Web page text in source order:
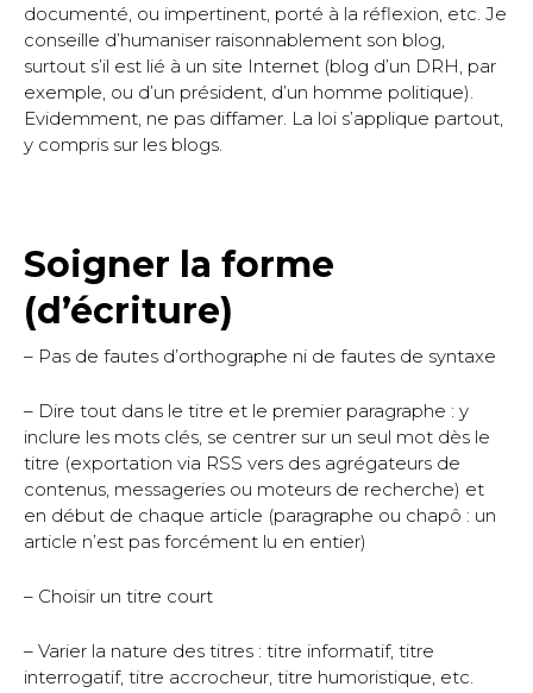
documenté, ou impertinent, porté à la réflexion, etc. Je
conseille d’humaniser raisonnablement son blog,
surtout s’il est lié à un site Internet (blog d’un DRH, par
exemple, ou d’un président, d’un homme politique).
Evidemment, ne pas diffamer. La loi s’applique partout,
y compris sur les blogs.
Soigner la forme
(d’écriture)
– Pas de fautes d’orthographe ni de fautes de syntaxe
– Dire tout dans le titre et le premier paragraphe : y
inclure les mots clés, se centrer sur un seul mot dès le
titre (exportation via RSS vers des agrégateurs de
contenus, messageries ou moteurs de recherche) et
en début de chaque article (paragraphe ou chapô : un
article n’est pas forcément lu en entier)
– Choisir un titre court
– Varier la nature des titres : titre informatif, titre
interrogatif, titre accrocheur, titre humoristique, etc.